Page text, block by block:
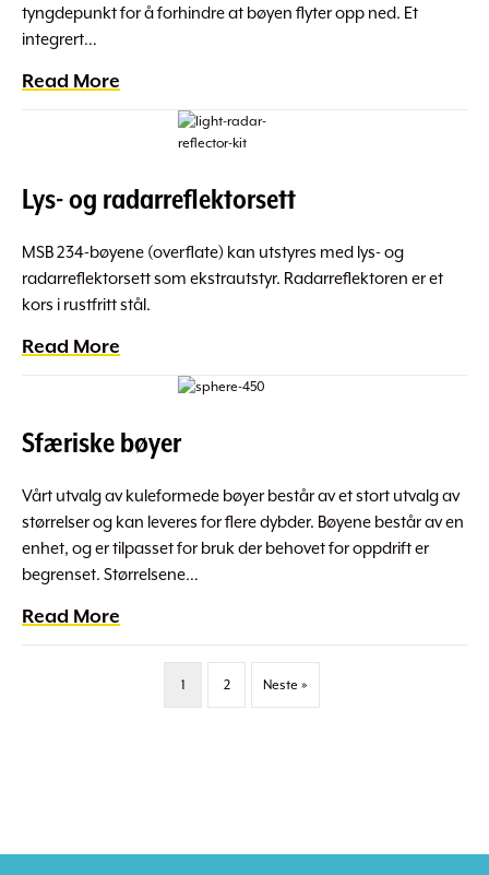
tyngdepunkt for å forhindre at bøyen flyter opp ned. Et
integrert…
Read More
Lys- og radarreflektorsett
MSB 234-bøyene (overflate) kan utstyres med lys- og
radarreflektorsett som ekstrautstyr. Radarreflektoren er et
kors i rustfritt stål.
Read More
Sfæriske bøyer
Vårt utvalg av kuleformede bøyer består av et stort utvalg av
størrelser og kan leveres for flere dybder. Bøyene består av en
enhet, og er tilpasset for bruk der behovet for oppdrift er
begrenset. Størrelsene…
Read More
1 2 Neste »